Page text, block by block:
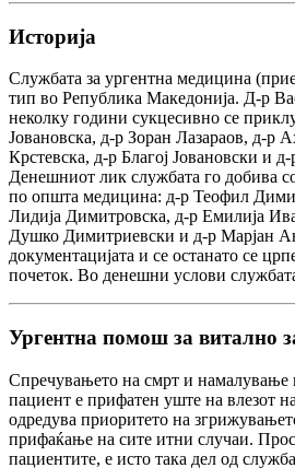
Историја
Службата за ургентна медицина
тип во Република Македонија. Д-р
неколку години сукцесивно се
Јовановска, д-р Зоран Лазараов, д-
Крстевска, д-р Благој Јовановски и
Денешниот лик службата го добива
по општа медицина: д-р Теофил
Лидија Димитровска, д-р Емилија
Душко Димитриевски и д-р Марјан
документацијата и се останато се
почеток. Во денешни услови
Ургентна помош за витално
Спречувањето на смрт и намалување
пациент е прифатен уште на влезот
одредува приоритето на
прифаќање на сите итни случаи.
пациентите, е исто така дел од